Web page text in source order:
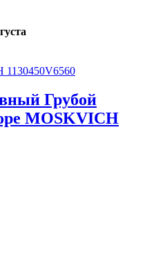
Грубой
MOSKVICH